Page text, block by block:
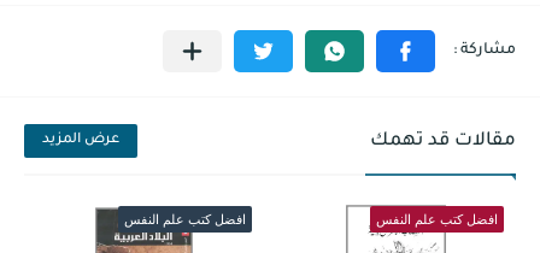
مقالات قد تهمك عرض المزيد
افضل كتب علم النفس افضل كتب علم النفس